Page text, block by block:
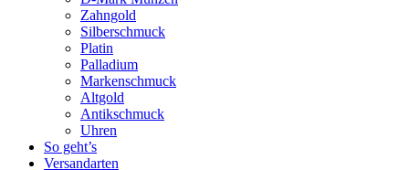
Zahngold
Silberschmuck
Platin
Palladium
Markenschmuck
Altgold
Antikschmuck
Uhren
So geht’s
Versandarten